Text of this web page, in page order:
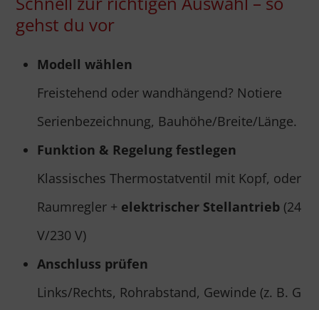
gehst du vor
Modell wählen
Freistehend oder wandhängend? Notiere
Serienbezeichnung, Bauhöhe/Breite/Länge.
Funktion & Regelung festlegen
Klassisches Thermostatventil mit Kopf, oder
Raumregler + elektrischer Stellantrieb (24
V/230 V)
Anschluss prüfen
Links/Rechts, Rohrabstand, Gewinde (z. B. G